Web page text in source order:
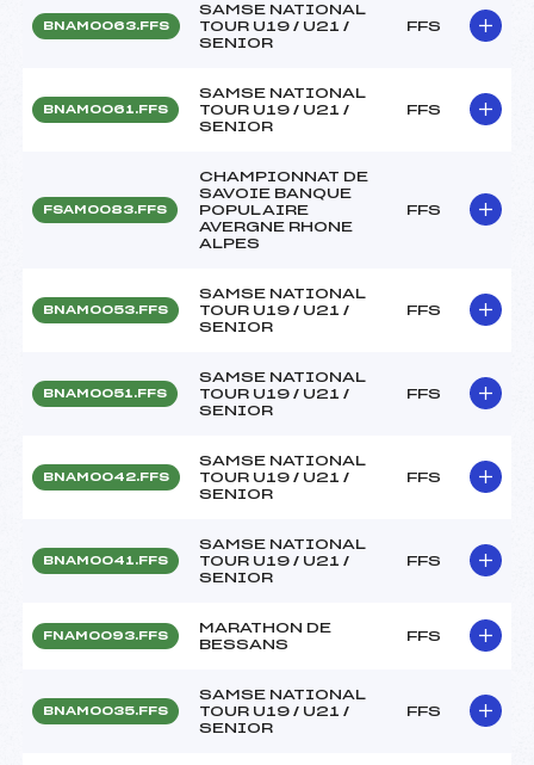
BNAM0063.FFS
SAMSE NATIONAL
TOUR U19 / U21 /
SENIOR
FFS
BNAM0061.FFS
SAMSE NATIONAL
TOUR U19 / U21 /
SENIOR
FFS
FSAM0083.FFS
CHAMPIONNAT DE
SAVOIE BANQUE
POPULAIRE
AVERGNE RHONE
ALPES
FFS
BNAM0053.FFS
SAMSE NATIONAL
TOUR U19 / U21 /
SENIOR
FFS
BNAM0051.FFS
SAMSE NATIONAL
TOUR U19 / U21 /
SENIOR
FFS
BNAM0042.FFS
SAMSE NATIONAL
TOUR U19 / U21 /
SENIOR
FFS
BNAM0041.FFS
SAMSE NATIONAL
TOUR U19 / U21 /
SENIOR
FFS
FNAM0093.FFS
MARATHON DE
BESSANS
FFS
BNAM0035.FFS
SAMSE NATIONAL
TOUR U19 / U21 /
SENIOR
FFS